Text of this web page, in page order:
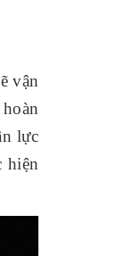
vận
lực
hiện